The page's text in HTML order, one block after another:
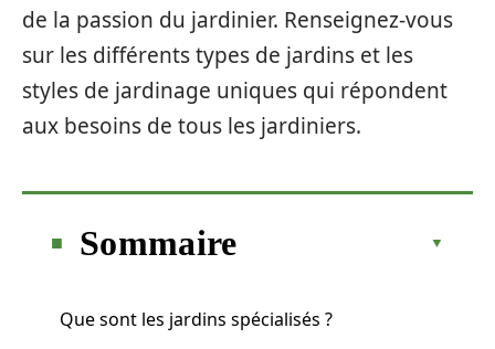
de la passion du jardinier. Renseignez-vous
sur les différents types de jardins et les
styles de jardinage uniques qui répondent
aux besoins de tous les jardiniers.
Sommaire
Que sont les jardins spécialisés ?